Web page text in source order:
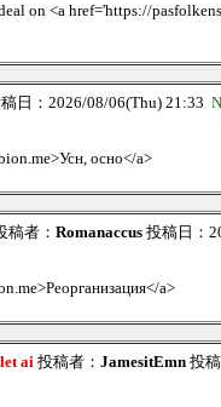
on <a href='https://
日：2026/08/06(Thu) 21:33
осно</a>
稿者： Romanaccus 投稿日：
a>
ai投稿者： JamesitEmn 投